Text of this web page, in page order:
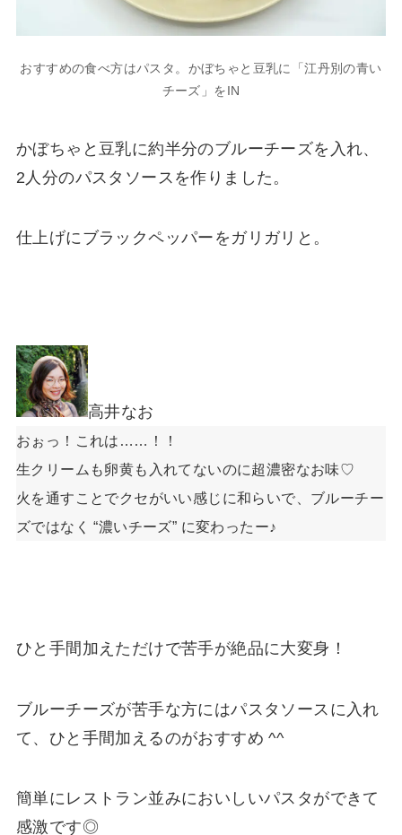
おすすめの食べ方はパスタ。かぼちゃと豆乳に「江丹別の青い
チーズ」をIN
かぼちゃと豆乳に約半分のブルーチーズを入れ、
2人分のパスタソースを作りました。
仕上げにブラックペッパーをガリガリと。
高井なお
おぉっ！これは……！！
生クリームも卵黄も入れてないのに超濃密なお味♡
火を通すことでクセがいい感じに和らいで、ブルーチー
ズではなく “濃いチーズ” に変わったー♪
ひと手間加えただけで苦手が絶品に大変身！
ブルーチーズが苦手な方にはパスタソースに入れ
て、ひと手間加えるのがおすすめ ^^
簡単にレストラン並みにおいしいパスタができて
感激です◎